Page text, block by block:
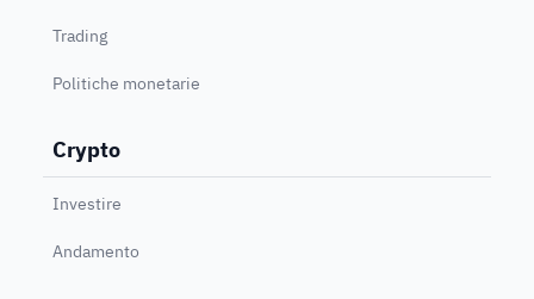
Trading
Politiche monetarie
Crypto
Investire
Andamento